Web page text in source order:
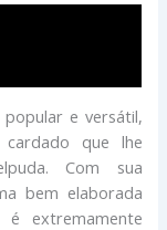
e versátil,
que lhe
Com sua
bem elaborada
extremamente